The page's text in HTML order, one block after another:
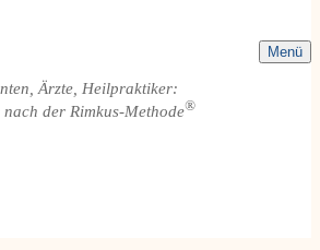
Menü
Ärzte, Heilpraktiker:
der Rimkus-Methode®